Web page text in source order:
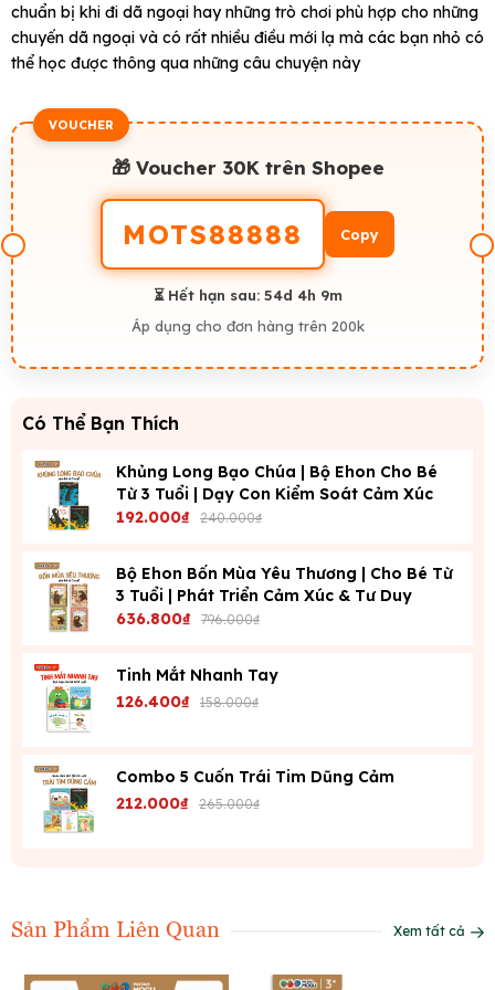
chuẩn bị khi đi dã ngoại hay những trò chơi phù hợp cho những
chuyến dã ngoại và có rất nhiều điều mới lạ mà các bạn nhỏ có
thể học được thông qua những câu chuyện này
VOUCHER
🎁 Voucher 30K trên Shopee
MOTS88888 Copy
⏳ Hết hạn sau: 54d 4h 9m
Áp dụng cho đơn hàng trên 200k
Có Thể Bạn Thích
Khủng Long Bạo Chúa | Bộ Ehon Cho Bé
Từ 3 Tuổi | Dạy Con Kiểm Soát Cảm Xúc
192.000₫ 240.000₫
Bộ Ehon Bốn Mùa Yêu Thương | Cho Bé Từ
3 Tuổi | Phát Triển Cảm Xúc & Tư Duy
636.800₫ 796.000₫
Tinh Mắt Nhanh Tay
126.400₫ 158.000₫
Combo 5 Cuốn Trái Tim Dũng Cảm
212.000₫ 265.000₫
Sản Phẩm Liên Quan Xem tất cả